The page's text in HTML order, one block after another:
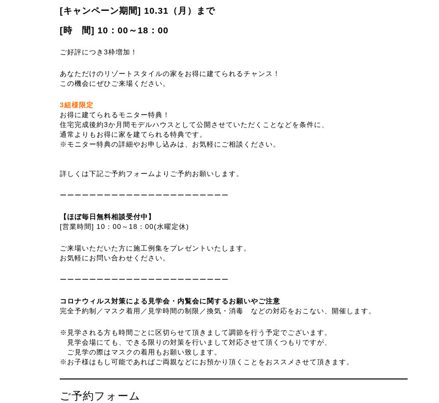
[キャンペーン期間] 10.31（月）まで
[時 間] 10：00～18：00
ご好評につき3枠増加！
あなただけのリゾートスタイルの家をお得に建てられるチャンス！
この機会にぜひご来場ください。
3組様限定
お得に建てられるモニター特典！
住宅完成後約3か月間モデルハウスとして公開させていただくことなどを条件に、
通常よりもお得に家を建てられる特典です。
※モニター特典の詳細やお申し込みは、お気軽にご相談ください。
詳しくは下記ご予約フォームよりご予約お願いします。
ーーーーーーーーーーーーーーーーーーーーーーー
【ほぼ毎日無料相談受付中】
[営業時間] 10：00～18：00(水曜定休)
ご来場いただいた方に施工例集をプレゼントいたします。
お気軽にお問い合わせください。
ーーーーーーーーーーーーーーーーーーーーーーー
コロナウィルス対策による見学会・内覧会に関するお願いやご注意
完全予約制／マスク着用／見学時間の制限／換気・消毒 などの対応をおこない、開催します。
※見学される方も時間ごとに区切らせて頂きまして調節を行う予定でございます。
見学会場にても、できる限りの対策を行いまして対応させて頂くつもりですが、
ご見学の際はマスクの着用もお願い致します。
※お子様はもし可能であればご両親などにお預かり頂くことをおススメさせて頂きます。
ご予約フォーム